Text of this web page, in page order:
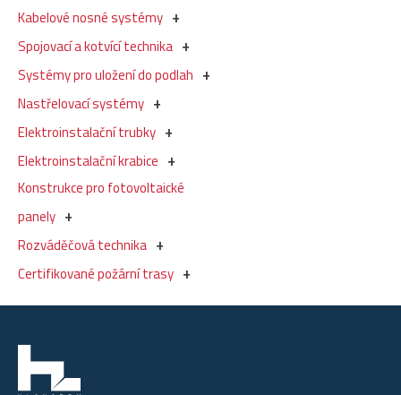
Kabelové nosné systémy
Spojovací a kotvící technika
Systémy pro uložení do podlah
Nastřelovací systémy
Elektroinstalační trubky
Elektroinstalační krabice
Konstrukce pro fotovoltaické
panely
Rozváděčová technika
Certifikované požární trasy